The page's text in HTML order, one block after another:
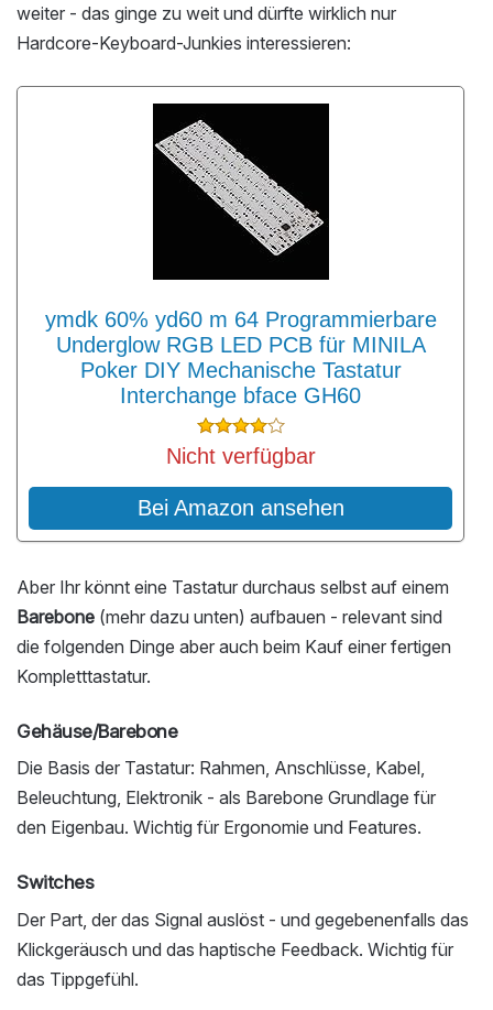
weiter - das ginge zu weit und dürfte wirklich nur
Hardcore-Keyboard-Junkies interessieren:
ymdk 60% yd60 m 64 Programmierbare
Underglow RGB LED PCB für MINILA
Poker DIY Mechanische Tastatur
Interchange bface GH60
Nicht verfügbar
Bei Amazon ansehen
Aber Ihr könnt eine Tastatur durchaus selbst auf einem
Barebone (mehr dazu unten) aufbauen - relevant sind
die folgenden Dinge aber auch beim Kauf einer fertigen
Kompletttastatur.
Gehäuse/Barebone
Die Basis der Tastatur: Rahmen, Anschlüsse, Kabel,
Beleuchtung, Elektronik - als Barebone Grundlage für
den Eigenbau. Wichtig für Ergonomie und Features.
Switches
Der Part, der das Signal auslöst - und gegebenenfalls das
Klickgeräusch und das haptische Feedback. Wichtig für
das Tippgefühl.